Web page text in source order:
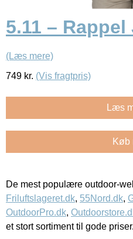
5.11 –
(Læs mere)
749 kr. (Vis fragtpris)
Læs
Køb
De mest populære outdoor-
Friluftslageret.dk, 55Nord.dk,
OutdoorPro.dk,
et stort sortiment til gode priser.